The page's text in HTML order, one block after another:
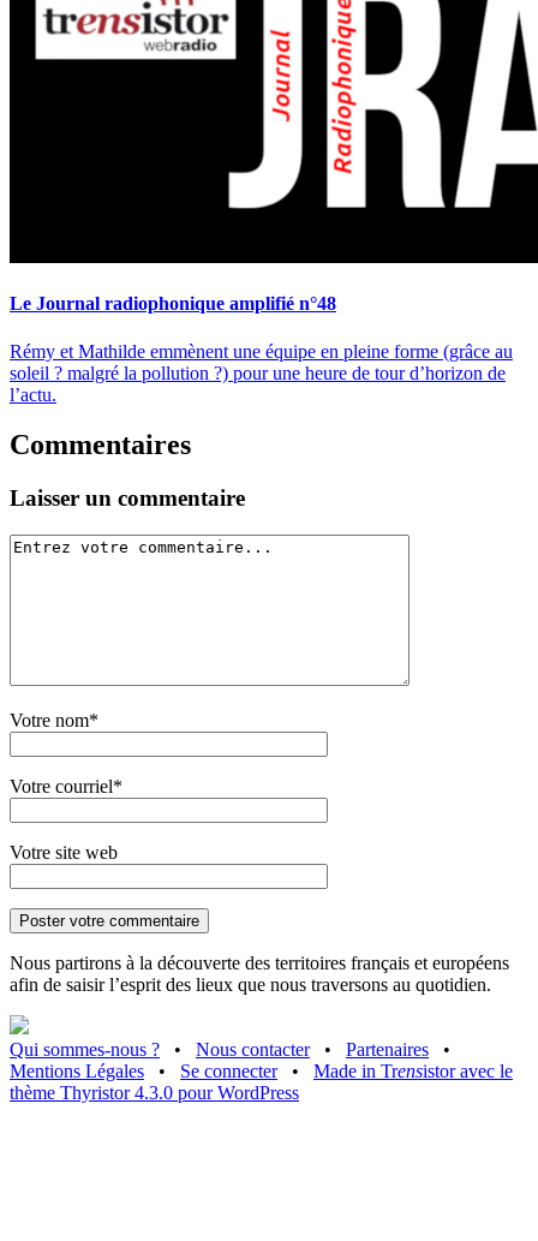
Le Journal radiophonique amplifié n°48
Rémy et Mathilde emmènent une équipe en pleine forme (grâce au
soleil ? malgré la pollution ?) pour une heure de tour d’horizon de
l’actu.
Commentaires
Laisser un commentaire
Votre nom*
Votre courriel*
Votre site web
Nous partirons à la découverte des territoires français et européens
afin de saisir l’esprit des lieux que nous traversons au quotidien.
Qui sommes-nous ? • Nous contacter • Partenaires
•
Mentions Légales
• Se connecter • Made in Trensistor avec le
thème Thyristor 4.3.0 pour WordPress